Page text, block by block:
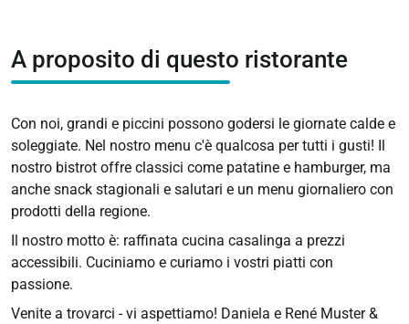
A proposito di questo ristorante
Con noi, grandi e piccini possono godersi le giornate calde e
soleggiate. Nel nostro menu c'è qualcosa per tutti i gusti! Il
nostro bistrot offre classici come patatine e hamburger, ma
anche snack stagionali e salutari e un menu giornaliero con
prodotti della regione.
Il nostro motto è: raffinata cucina casalinga a prezzi
accessibili. Cuciniamo e curiamo i vostri piatti con
passione.
Venite a trovarci - vi aspettiamo! Daniela e René Muster &